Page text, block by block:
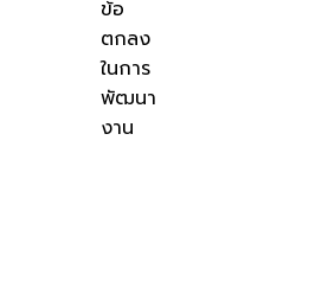
ข้อ
ตกลง
ในการ
พัฒนา
งาน